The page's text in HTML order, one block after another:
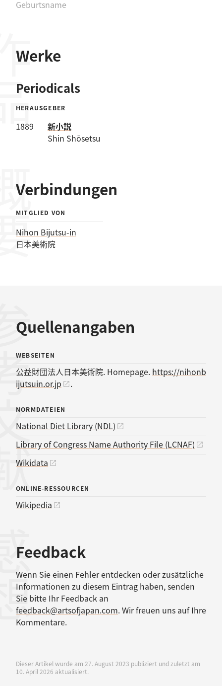
Geburtsname
Werke
Periodicals
HERAUSGEBER
1889
新小説
Shin Shōsetsu
Verbindungen
MITGLIED VON
Nihon Bijutsu-in
日本美術院
Quellenangaben
献
WEBSEITEN
公益財団法人日本美術院. Homepage. https://nihonb
ijutsuin.or.jp
.
NORMDATEIEN
National Diet Library (NDL)
Library of Congress Name Authority File (LCNAF)
Wikidata
ONLINE-RESSOURCEN
Wikipedia
Feedback
Wenn Sie einen Fehler entdecken oder zusätzliche
Informationen zu diesem Eintrag haben, senden
Sie bitte Ihr Feedback an
feedback@artsofjapan.com. Wir freuen uns auf Ihre
Kommentare.
Dieser Artikel wurde am 27. August 2023 publiziert und zuletzt am
10. April 2026 aktualisiert.